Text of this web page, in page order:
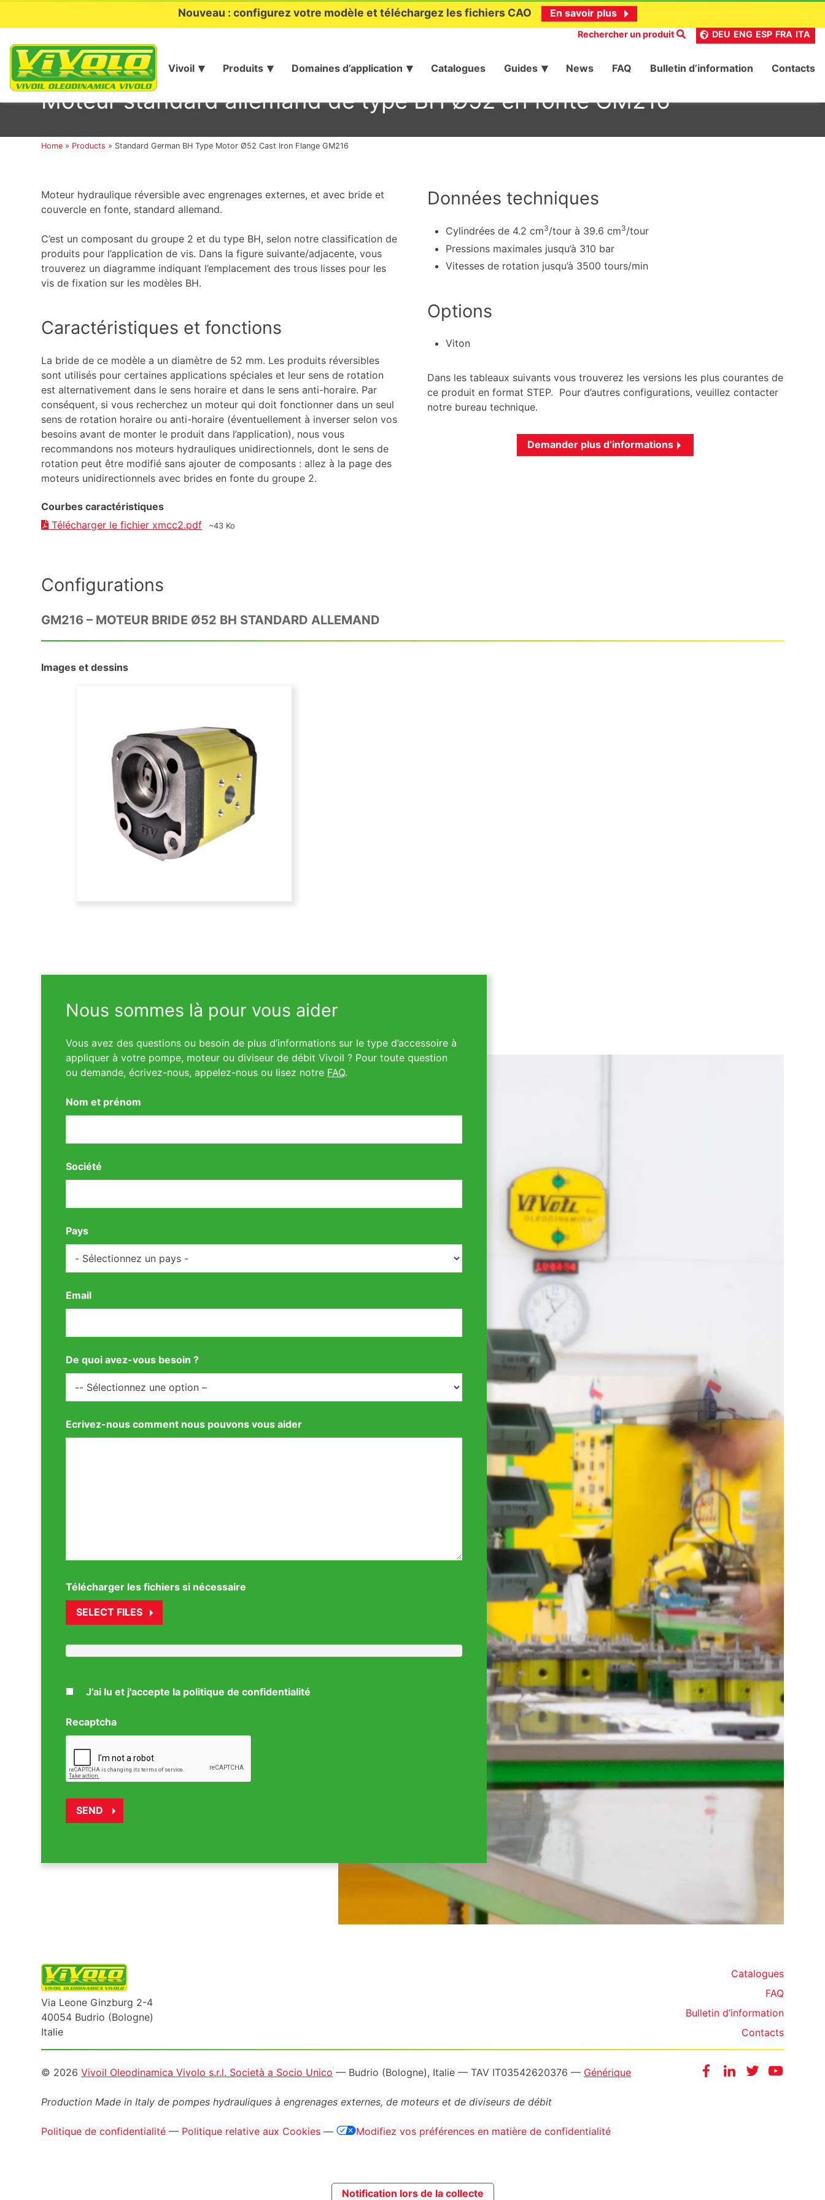
Aller
au
contenu
Nouveau : configurez votre modèle et téléchargez les fichiers CAO En savoir plus
Rechercher un produit DEU ENG ESP FRA ITA
Vivoil Produits Domaines d’application Catalogues Guides News FAQ Bulletin d’information Contacts
Moteur standard allemand de type BH Ø52 en fonte GM216
Home » Products » Standard German BH Type Motor Ø52 Cast Iron Flange GM216
Moteur hydraulique réversible avec engrenages externes, et avec bride et
couvercle en fonte, standard allemand.
C’est un composant du groupe 2 et du type BH, selon notre classification de
produits pour l’application de vis. Dans la figure suivante/adjacente, vous
trouverez un diagramme indiquant l’emplacement des trous lisses pour les
vis de fixation sur les modèles BH.
Caractéristiques et fonctions
La bride de ce modèle a un diamètre de 52 mm. Les produits réversibles
sont utilisés pour certaines applications spéciales et leur sens de rotation
est alternativement dans le sens horaire et dans le sens anti-horaire. Par
conséquent, si vous recherchez un moteur qui doit fonctionner dans un seul
sens de rotation horaire ou anti-horaire (éventuellement à inverser selon vos
besoins avant de monter le produit dans l’application), nous vous
recommandons nos moteurs hydrauliques unidirectionnels, dont le sens de
rotation peut être modifié sans ajouter de composants : allez à la page des
moteurs unidirectionnels avec brides en fonte du groupe 2.
Courbes caractéristiques
Télécharger le fichier xmcc2.pdf
~43 Ko
Données techniques
Cylindrées de 4.2 cm3/tour à 39.6 cm3/tour
Pressions maximales jusqu’à 310 bar
Vitesses de rotation jusqu’à 3500 tours/min
Options
Viton
Dans les tableaux suivants vous trouverez les versions les plus courantes de
ce produit en format STEP. Pour d’autres configurations, veuillez contacter
notre bureau technique.
Demander plus d’informations
Configurations
GM216 – MOTEUR BRIDE Ø52 BH STANDARD ALLEMAND
Images et dessins
Nous sommes là pour vous aider
Vous avez des questions ou besoin de plus d’informations sur le type d’accessoire à
appliquer à votre pompe, moteur ou diviseur de débit Vivoil ? Pour toute question
ou demande, écrivez-nous, appelez-nous ou lisez notre FAQ.
Nom et prénom
Société
Pays
Email
De quoi avez-vous besoin ?
Ecrivez-nous comment nous pouvons vous aider
Télécharger les fichiers si nécessaire
SELECT FILES
J’ai lu et j'accepte la politique de confidentialité
Recaptcha
Via Leone Ginzburg 2-4
40054 Budrio (Bologne)
Italie
Catalogues
FAQ
Bulletin d’information
Contacts
FacebookInstagram
Twitter
Informazioni
legali
© 2026Vivoil Oleodinamica Vivolo s.r.l. Società a Socio Unico — Budrio (Bologne), Italie — TAV IT03542620376 — Générique
Production Made in Italy de pompes hydrauliques à engrenages externes, de moteurs et de diviseurs de débit
Politique de confidentialité — Politique relative aux Cookies — Modifiez vos préférences en matière de confidentialité
Notification lors de la collecte